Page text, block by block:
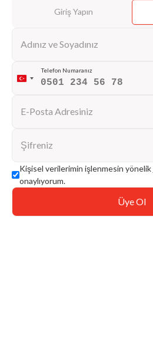
Giriş Yapın
Adınız ve Soyadınız
Turkey
Telefon Numaranız
E-Posta Adresiniz
Şifreniz
Kişisel verilerimin işlenmesin yönelik
onaylıyorum.
Üye Ol